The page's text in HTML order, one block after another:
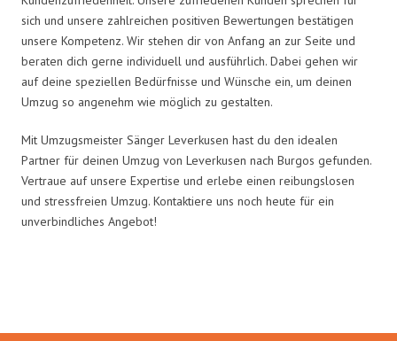
sich und unsere zahlreichen positiven Bewertungen bestätigen
unsere Kompetenz. Wir stehen dir von Anfang an zur Seite und
beraten dich gerne individuell und ausführlich. Dabei gehen wir
auf deine speziellen Bedürfnisse und Wünsche ein, um deinen
Umzug so angenehm wie möglich zu gestalten.
Mit Umzugsmeister Sänger Leverkusen hast du den idealen
Partner für deinen Umzug von Leverkusen nach Burgos gefunden.
Vertraue auf unsere Expertise und erlebe einen reibungslosen
und stressfreien Umzug. Kontaktiere uns noch heute für ein
unverbindliches Angebot!